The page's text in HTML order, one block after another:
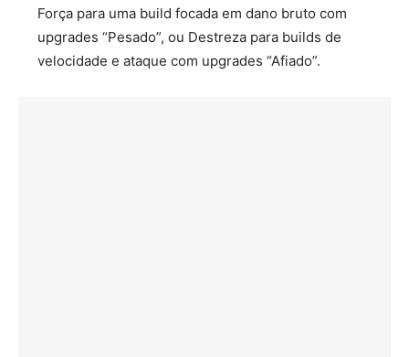
Força para uma build focada em dano bruto com
upgrades “Pesado”, ou Destreza para builds de
velocidade e ataque com upgrades “Afiado”.